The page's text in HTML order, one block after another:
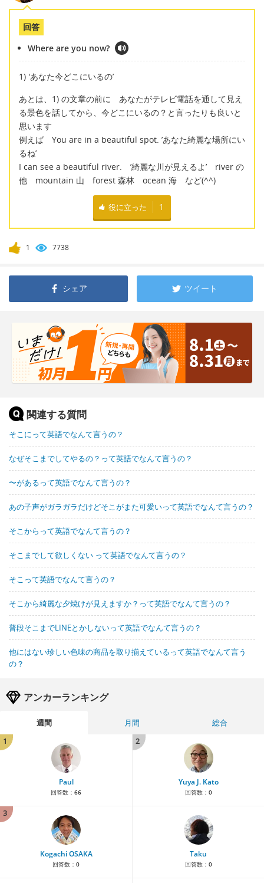
回答
Where are you now?
1) 'あなた今どこにいるの’
あとは、1) の文章の前に あなたがテレビ電話を通して見え
る景色を話してから、今どこにいるの？と言ったりも良いと
思います
例えば You are in a beautiful spot. ’あなた綺麗な場所にい
るね’
I can see a beautiful river. ’綺麗な川が見えるよ’ river の
他 mountain 山 forest 森林 ocean 海 など(^^)
役に立った 1
1 7738
シェア ツイート
関連する質問
そこにって英語でなんて言うの？
なぜそこまでしてやるの？って英語でなんて言うの？
〜があるって英語でなんて言うの？
あの子声がガラガラだけどそこがまた可愛いって英語でなんて言うの？
そこからって英語でなんて言うの？
そこまでして欲しくない って英語でなんて言うの？
そこって英語でなんて言うの？
そこから綺麗な夕焼けが見えますか？って英語でなんて言うの？
普段そこまでLINEとかしないって英語でなんて言うの？
他にはない珍しい色味の商品を取り揃えているって英語でなんて言う
の？
アンカーランキング
週間 月間
総合
1
Paul
回答数： 66
2
Yuya J. Kato
回答数： 0
3
Kogachi OSAKA
回答数： 0
Taku
回答数： 0